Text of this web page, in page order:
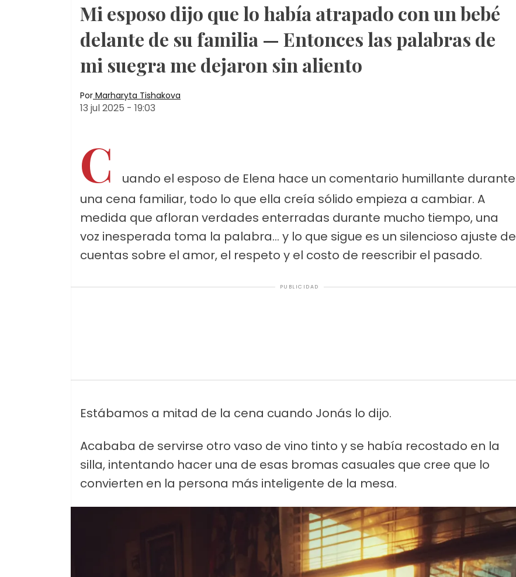
Mi esposo dijo que lo había atrapado con un bebé
delante de su familia — Entonces las palabras de
mi suegra me dejaron sin aliento
Por Marharyta Tishakova
13 jul 2025 - 19:03
C
uando el esposo de Elena hace un comentario humillante durante
una cena familiar, todo lo que ella creía sólido empieza a cambiar. A
medida que afloran verdades enterradas durante mucho tiempo, una
voz inesperada toma la palabra... y lo que sigue es un silencioso ajuste de
cuentas sobre el amor, el respeto y el costo de reescribir el pasado.
PUBLICIDAD
Estábamos a mitad de la cena cuando Jonás lo dijo.
Acababa de servirse otro vaso de vino tinto y se había recostado en la
silla, intentando hacer una de esas bromas casuales que cree que lo
convierten en la persona más inteligente de la mesa.